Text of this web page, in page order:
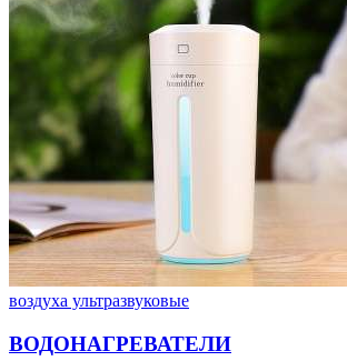
воздуха ультразвуковые
ВОДОНАГРЕВАТЕЛИ